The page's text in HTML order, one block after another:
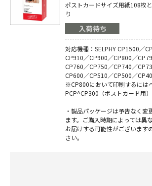
ポストカードサイズ用紙108枚
り
対応機種：SELPHY CP1500／
CP910／CP900／CP800／
CP760／CP750／CP740／
CP600／CP510／CP500／
※CP800において印刷するには
PCP^CP300（ポストカード用）
・製品パッケージは予告なく変
ます。ご購入時期によっては異
お届けする可能性がございます
さい。